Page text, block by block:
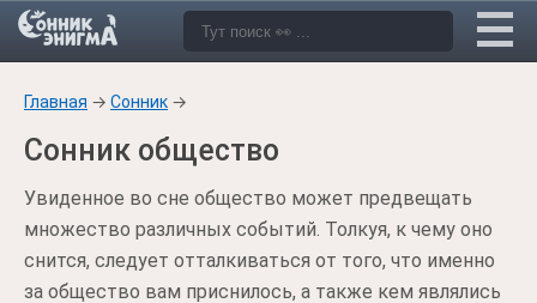
Главная → Сонник →
Сонник общество
Увиденное во сне общество может предвещать
множество различных событий. Толкуя, к чему оно
снится, следует отталкиваться от того, что именно
за общество вам приснилось, а также кем являлись